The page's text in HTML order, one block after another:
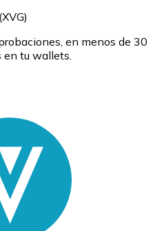
en menos de 30
en tu wallets.